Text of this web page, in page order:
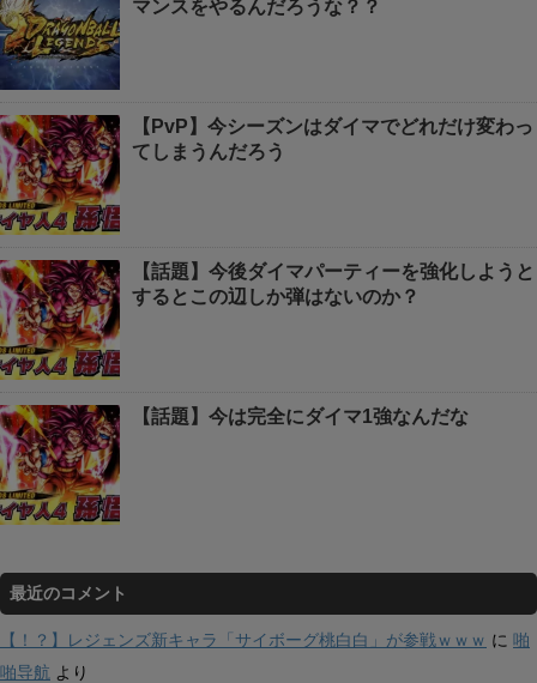
マンスをやるんだろうな？？
【PvP】今シーズンはダイマでどれだけ変わっ
てしまうんだろう
【話題】今後ダイマパーティーを強化しようと
するとこの辺しか弾はないのか？
【話題】今は完全にダイマ1強なんだな
最近のコメント
【！？】レジェンズ新キャラ「サイボーグ桃白白」が参戦ｗｗｗ に 啪
啪导航 より